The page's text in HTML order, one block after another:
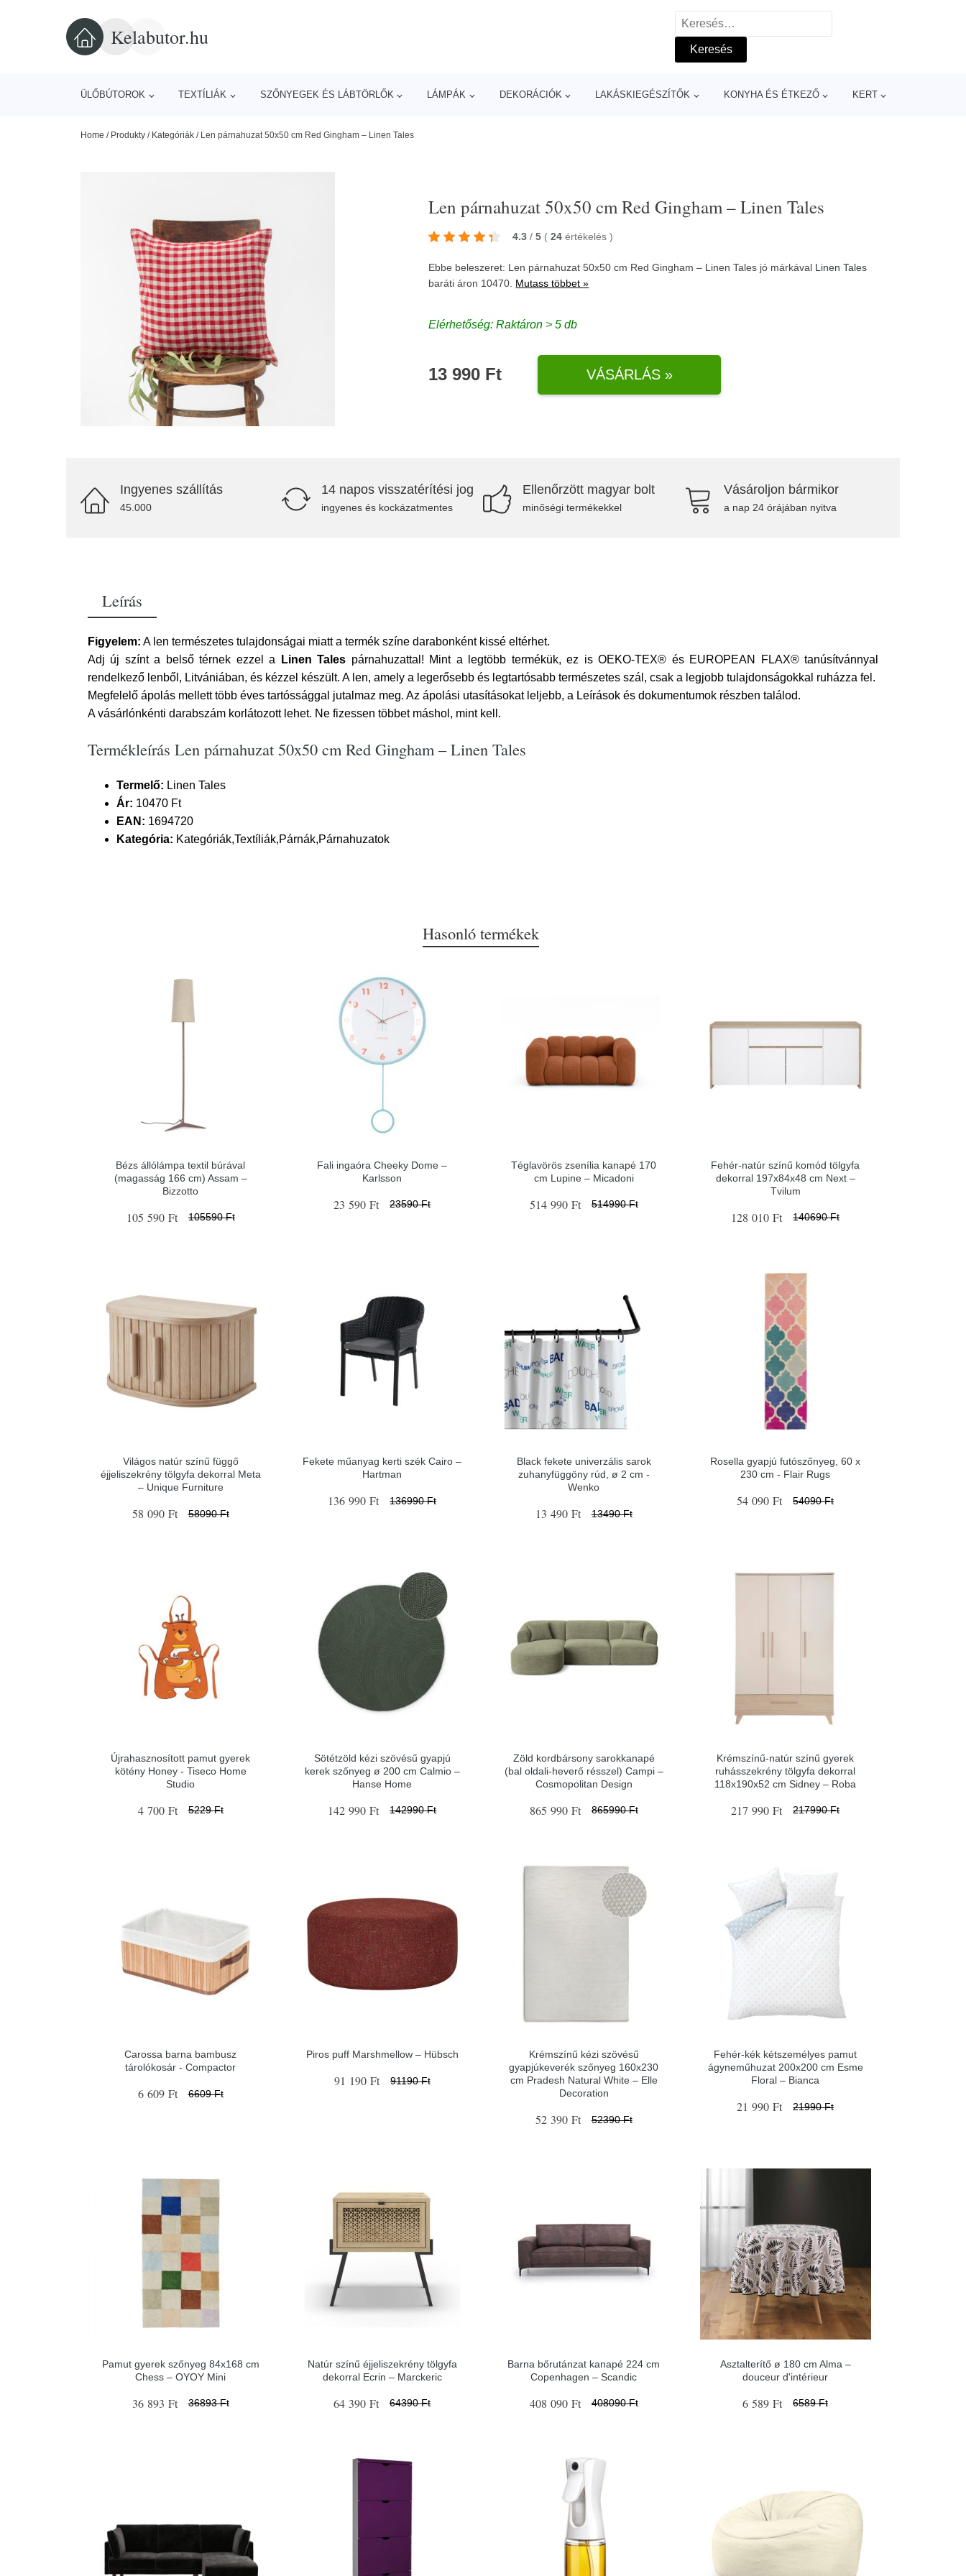
Kelabutor.hu
Keresés:
ÜLŐBÚTOROK TEXTÍLIÁK SZŐNYEGEK ÉS LÁBTÖRLŐK LÁMPÁK DEKORÁCIÓK LAKÁSKIEGÉSZÍTŐK KONYHA ÉS ÉTKEZŐ KERT
Home / Produkty / Kategóriák / Len párnahuzat 50x50 cm Red Gingham – Linen Tales
Len párnahuzat 50x50 cm Red Gingham – Linen Tales
4.3 / 5 ( 24 értékelés)
Ebbe beleszeret: Len párnahuzat 50x50 cm Red Gingham – Linen Tales jó márkával Linen Tales
baráti áron 10470. Mutass többet »
Elérhetőség: Raktáron > 5 db
13 990 Ft VÁSÁRLÁS »
Ingyenes szállítás
45.000
14 napos visszatérítési jog
ingyenes és kockázatmentes
Ellenőrzött magyar bolt
minőségi termékekkel
Vásároljon bármikor
a nap 24 órájában nyitva
Leírás
Figyelem: A len természetes tulajdonságai miatt a termék színe darabonként kissé eltérhet.
Adj új színt a belső térnek ezzel a
Linen Tales párnahuzattal! Mint a legtöbb termékük, ez is OEKO-TEX® és EUROPEAN FLAX® tanúsítvánnyal
rendelkező lenből, Litvániában, és kézzel készült. A len, amely a legerősebb és legtartósabb természetes szál, csak a legjobb tulajdonságokkal ruházza fel.
Megfelelő ápolás mellett több éves tartóssággal jutalmaz meg. Az ápolási utasításokat leljebb, a Leírások és dokumentumok részben találod.
A vásárlónkénti darabszám korlátozott lehet. Ne fizessen többet máshol, mint kell.
Termékleírás Len párnahuzat 50x50 cm Red Gingham – Linen Tales
Termelő: Linen Tales
Ár: 10470 Ft
EAN: 1694720
Kategória: Kategóriák,Textíliák,Párnák,Párnahuzatok
Hasonló termékek
Bézs állólámpa textil búrával
(magasság 166 cm) Assam –
Bizzotto
105 590 Ft 105590 Ft
Fali ingaóra Cheeky Dome –
Karlsson
23 590 Ft 23590 Ft
Téglavörös zsenília kanapé 170
cm Lupine – Micadoni
514 990 Ft 514990 Ft
Fehér-natúr színű komód tölgyfa
dekorral 197x84x48 cm Next –
Tvilum
128 010 Ft 140690 Ft
Világos natúr színű függő
éjjeliszekrény tölgyfa dekorral Meta
– Unique Furniture
58 090 Ft 58090 Ft
Fekete műanyag kerti szék Cairo –
Hartman
136 990 Ft 136990 Ft
Black fekete univerzális sarok
zuhanyfüggöny rúd, ø 2 cm -
Wenko
13 490 Ft 13490 Ft
Rosella gyapjú futószőnyeg, 60 x
230 cm - Flair Rugs
54 090 Ft 54090 Ft
Újrahasznosított pamut gyerek
kötény Honey - Tiseco Home
Studio
4 700 Ft 5229 Ft
Sötétzöld kézi szövésű gyapjú
kerek szőnyeg ø 200 cm Calmio –
Hanse Home
142 990 Ft 142990 Ft
Zöld kordbársony sarokkanapé
(bal oldali-heverő résszel) Campi –
Cosmopolitan Design
865 990 Ft 865990 Ft
Krémszínű-natúr színű gyerek
ruhásszekrény tölgyfa dekorral
118x190x52 cm Sidney – Roba
217 990 Ft 217990 Ft
Carossa barna bambusz
tárolókosár - Compactor
6 609 Ft 6609 Ft
Piros puff Marshmellow – Hübsch
91 190 Ft 91190 Ft
Krémszínű kézi szövésű
gyapjúkeverék szőnyeg 160x230
cm Pradesh Natural White – Elle
Decoration
52 390 Ft 52390 Ft
Fehér-kék kétszemélyes pamut
ágyneműhuzat 200x200 cm Esme
Floral – Bianca
21 990 Ft 21990 Ft
Pamut gyerek szőnyeg 84x168 cm
Chess – OYOY Mini
36 893 Ft 36893 Ft
Natúr színű éjjeliszekrény tölgyfa
dekorral Ecrin – Marckeric
64 390 Ft 64390 Ft
Barna bőrutánzat kanapé 224 cm
Copenhagen – Scandic
408 090 Ft 408090 Ft
Asztalterítő ø 180 cm Alma –
douceur d'intérieur
6 589 Ft 6589 Ft